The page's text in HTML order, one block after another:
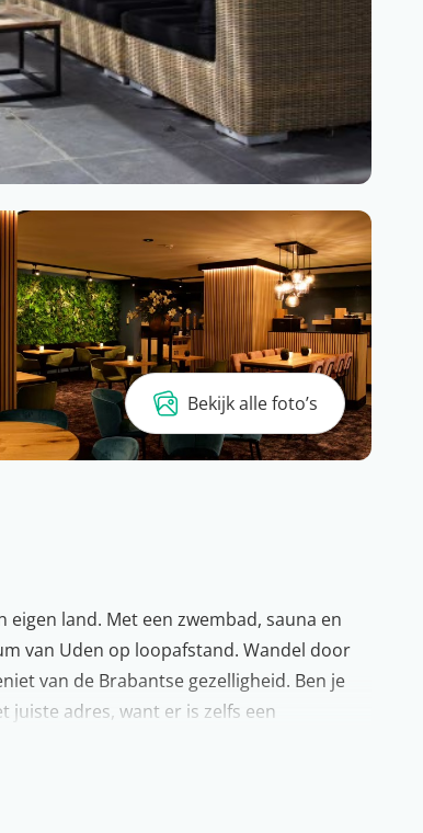
Bekijk alle foto’s
land. Met een zwembad, sauna en
van Uden op loopafstand. Wandel door
van de Brabantse gezelligheid. Ben je
juiste adres, want er is zelfs een
de bar. Dit wordt volop genieten..